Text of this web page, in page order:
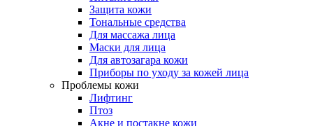
Защита кожи
Тональные средства
Для массажа лица
Маски для лица
Для автозагара кожи
Приборы по уходу за кожей лица
Проблемы кожи
Лифтинг
Птоз
Акне и постакне кожи